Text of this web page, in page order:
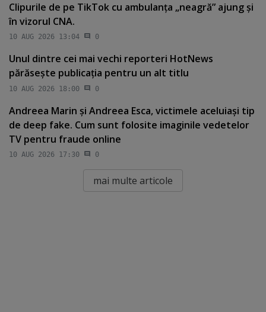
Clipurile de pe TikTok cu ambulanţa „neagră” ajung şi
în vizorul CNA.
10 AUG 2026 13:04 0
Unul dintre cei mai vechi reporteri HotNews
părăseşte publicaţia pentru un alt titlu
10 AUG 2026 18:00 0
Andreea Marin şi Andreea Esca, victimele aceluiaşi tip
de deep fake. Cum sunt folosite imaginile vedetelor
TV pentru fraude online
10 AUG 2026 17:30 0
mai multe articole